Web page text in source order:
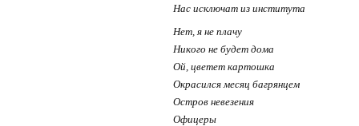
Нас исключат из института
Нет, я не плачу
Никого не будет дома
Ой, цветет картошка
Окрасился месяц багрянцем
Остров невезения
Офицеры